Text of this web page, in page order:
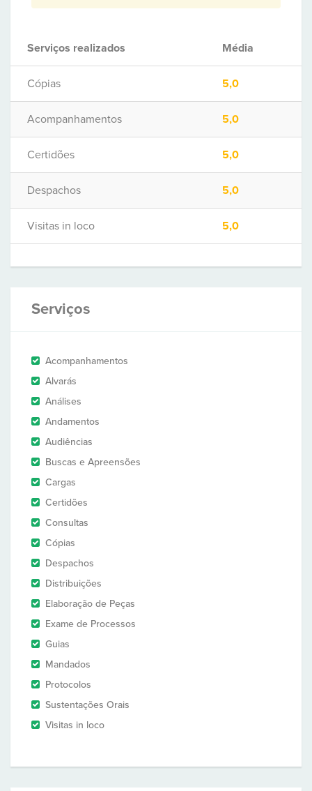
Serviços realizados Média
Cópias 5,0
Acompanhamentos 5,0
Certidões 5,0
Despachos 5,0
Visitas in loco 5,0
Serviços
Acompanhamentos
Alvarás
Análises
Andamentos
Audiências
Buscas e Apreensões
Cargas
Certidões
Consultas
Cópias
Despachos
Distribuições
Elaboração de Peças
Exame de Processos
Guias
Mandados
Protocolos
Sustentações Orais
Visitas in loco